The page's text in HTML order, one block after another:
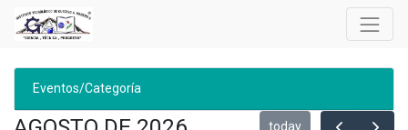
Eventos/Categoría
today